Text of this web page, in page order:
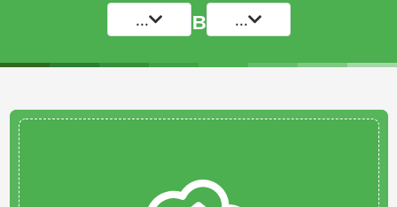
... в ...